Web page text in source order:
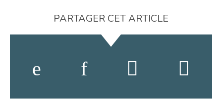
PARTAGER CET ARTICLE